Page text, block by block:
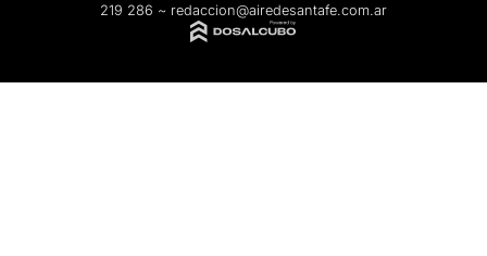
219 286 ~ redaccion@airedesantafe.com.ar